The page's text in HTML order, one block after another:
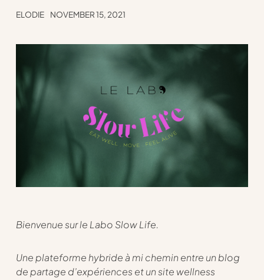
ELODIE NOVEMBER 15, 2021
Bienvenue sur le Labo Slow Life.
Une plateforme hybride à mi chemin entre un blog
de partage d’expériences et un site wellness